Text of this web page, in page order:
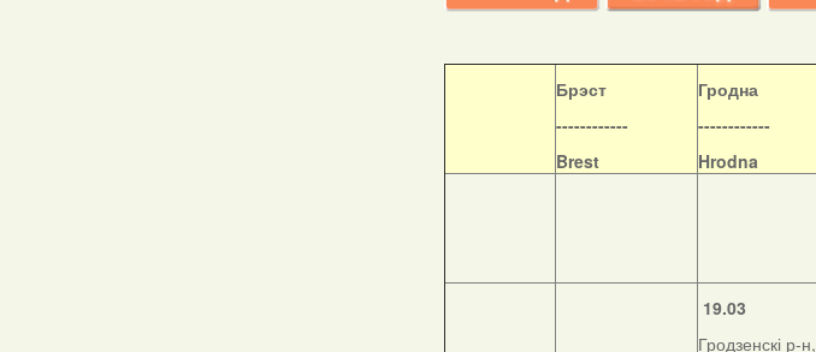
Брэст
------------
Brest
Гродна
------------
Hrodna
19.03
Гродзенскі р-н,